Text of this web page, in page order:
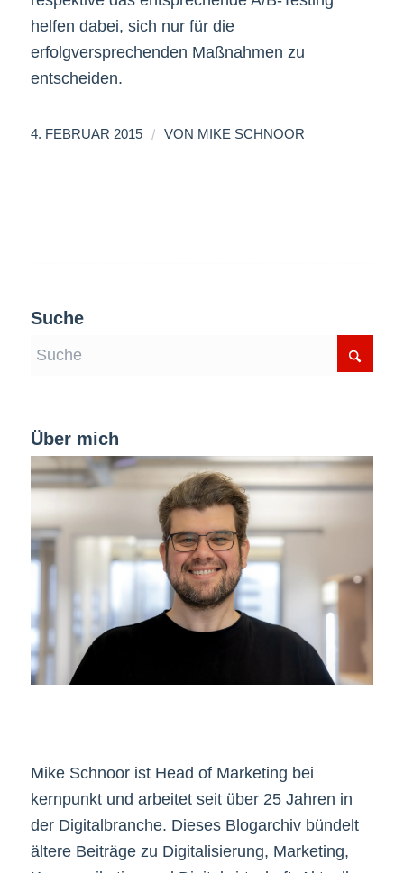
helfen dabei, sich nur für die
erfolgversprechenden Maßnahmen zu
entscheiden.
4. FEBRUAR 2015 / VON MIKE SCHNOOR
Suche
Über mich
Mike Schnoor ist Head of Marketing bei
kernpunkt und arbeitet seit über 25 Jahren in
der Digitalbranche. Dieses Blogarchiv bündelt
ältere Beiträge zu Digitalisierung, Marketing,